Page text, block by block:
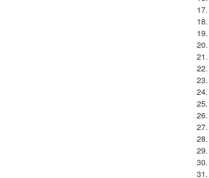
17.
18.
19.
20.
21.
22.
23.
24.
25.
26.
27.
28.
29.
30.
31.